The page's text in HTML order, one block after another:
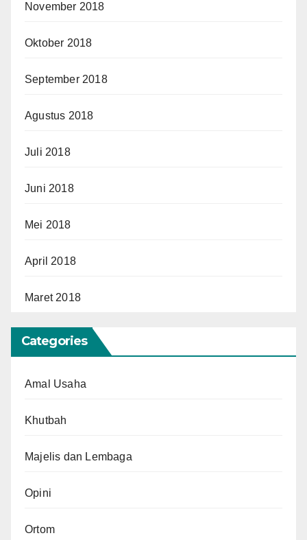
November 2018
Oktober 2018
September 2018
Agustus 2018
Juli 2018
Juni 2018
Mei 2018
April 2018
Maret 2018
Categories
Amal Usaha
Khutbah
Majelis dan Lembaga
Opini
Ortom